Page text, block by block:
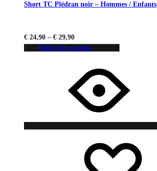
Short TC Plédran noir – Hommes / Enfants
€ 24,90 – € 29,90
Choix des options